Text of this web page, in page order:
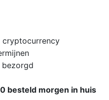
cryptocurrency
besteld morgen in huis